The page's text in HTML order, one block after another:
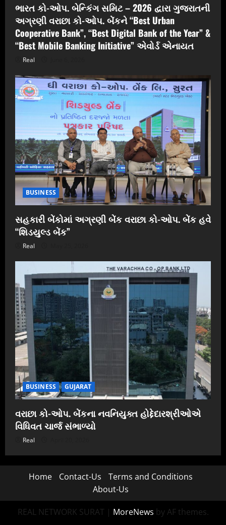
ભારત કો-ઓપ. બેન્કિંગ સમિટ – 2026 દ્વારા ગુજરાતની
અગ્રણી વરાછા કો-ઓપ. બેંકને “Best Urban
Cooperative Bank”, “Best Digital Bank of the Year” &
“Best Mobile Banking Initiative” એવોર્ડ એનાયત
Real
BUSINESS
સહકારી બેંકોમાં અગ્રણી બેંક વરાછા કો-ઓપ. બેંક હવે
“શિડયુલ્ડ બેંક”
Real
BUSINESS GUJARAT
વરાછા કો-ઓપ. બેંકના નવનિયુક્ત હોદ્દેદારશ્રીઓએ
વિધિવત ચાર્જ સંભાળ્યો
Real
Home Contact-Us
Terms and Conditions
About-Us
REAL NETWORK SURAT | MoreNews by AF themes.